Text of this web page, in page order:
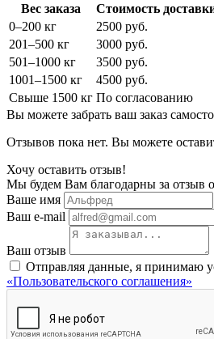
Вес заказа
Стоимость
0–200 кг
2500 руб.
201–500 кг
3000 руб.
501–1000 кг
3500 руб.
1001–1500 кг
4500 руб.
Свыше 1500 кг По согласованию
Вы можете забрать ваш заказ
Отзывов пока нет. Вы можете
Хочу оставить отзыв!
Мы будем Вам благодарны за отзыв о
Ваше имя
Ваш e-mail
Ваш отзыв
Отправляя данные, я принимаю
«Пользовательского соглашения»